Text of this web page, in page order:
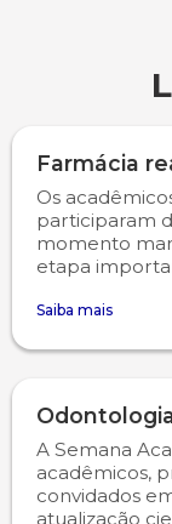
Farmácia
Os
participaram
momento
etapa
Saiba mais
A Semana
acadêmicos,
convidados
atualização